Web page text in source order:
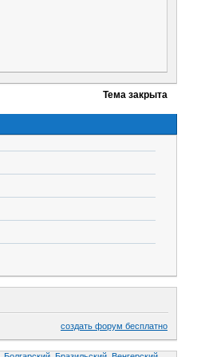
Тема закрыта
создать форум бесплатно